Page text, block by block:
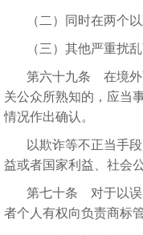
（二）同时在两个
（三）其他严重扰
第六十九条 在境外
关公众所熟知的，应当
情况作出确认。
以欺诈等不正当手
益或者国家利益、社会
第七十条 对于以误
者个人有权向负责商标